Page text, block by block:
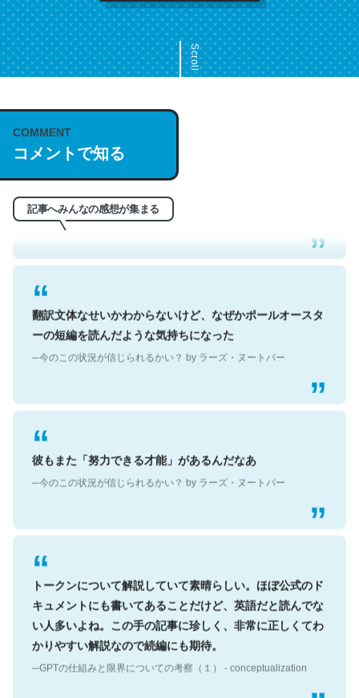
Scroll
COMMENT
コメントで知る
記事へみんなの感想が集まる
これは名文。彼はとてもクレバーなんだろうなと凄く思
う。英語少しでも読める人は原文もお勧め。自分はこの流
れ好き。Let’s Fucking Go. Then Covid hit. Shit.
─今のこの状況が信じられるかい？ by ラーズ・ヌートバー
翻訳文体なせいかわからないけど、なぜかポールオースタ
ーの短編を読んだような気持ちになった
─今のこの状況が信じられるかい？ by ラーズ・ヌートバー
彼もまた「努力できる才能」があるんだなあ
─今のこの状況が信じられるかい？ by ラーズ・ヌートバー
トークンについて解説していて素晴らしい。ほぼ公式のド
キュメントにも書いてあることだけど、英語だと読んでな
い人多いよね。この手の記事に珍しく、非常に正しくてわ
かりやすい解説なので続編にも期待。
─GPTの仕組みと限界についての考察（１） - conceptualization